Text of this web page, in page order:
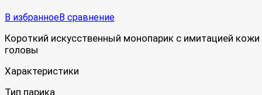
В избранноеВ сравнение
Короткий искусственный монопарик с имитацией кожи
головы
Характеристики
Тип парика